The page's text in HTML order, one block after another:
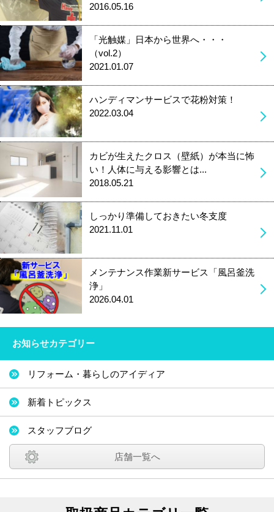
2016.05.16
「光触媒」日本から世界へ・・・
（vol.2）
2021.01.07
ハンディマンサービスで花粉対策！
2022.03.04
カビが生えたクロス（壁紙）が本当に怖
い！人体に与える影響とは...
2018.05.21
しっかり準備しておきたい冬支度
2021.11.01
メンテナンス作業新サービス「風呂釜洗
浄」
2026.04.01
お知らせカテゴリー
リフォーム・暮らしのアイディア
新着トピックス
スタッフブログ
店舗一覧へ